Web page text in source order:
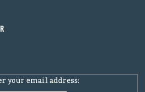
your email address: